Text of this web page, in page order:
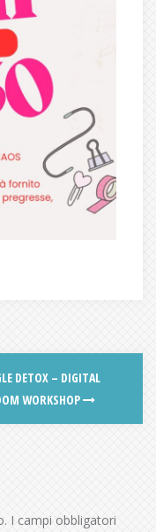
DETOX – DIGITAL
WORKSHOP
I campi obbligatori